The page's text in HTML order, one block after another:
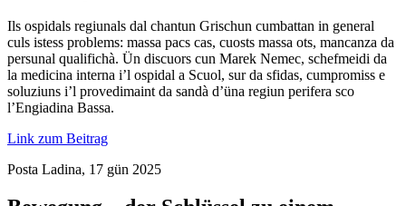
Ils ospidals regiunals dal chantun Grischun cumbattan in general
culs istess problems: massa pacs cas, cuosts massa ots, mancanza da
persunal qualifichà. Ün discuors cun Marek Nemec, schefmeidi da
la medicina interna i’l ospidal a Scuol, sur da sfidas, cumpromiss e
soluziuns i’l provedimaint da sandà d’üna regiun perifera sco
l’Engiadina Bassa.
Link zum Beitrag
Posta Ladina, 17 gün 2025